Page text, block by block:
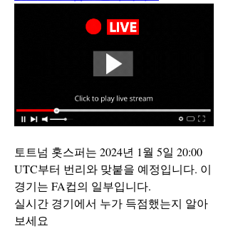
토트넘 홋스퍼는 2024년 1월 5일 20:00
UTC부터 번리와 맞붙을 예정입니다. 이
경기는 FA컵의 일부입니다.
실시간 경기에서 누가 득점했는지 알아
보세요